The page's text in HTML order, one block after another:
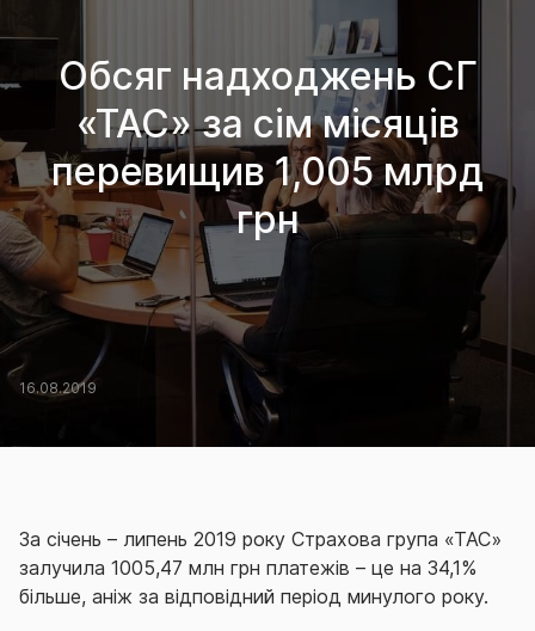
Обсяг надходжень СГ
«ТАС» за сім місяців
перевищив 1,005 млрд
грн
16.08.2019
За січень – липень 2019 року Страхова група «ТАС»
залучила 1005,47 млн грн платежів – це на 34,1%
більше, аніж за відповідний період минулого року.